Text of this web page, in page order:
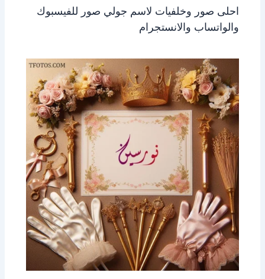
احلى صور وخلفيات لاسم جولي صور للفيسبوك
والواتساب والانستجرام